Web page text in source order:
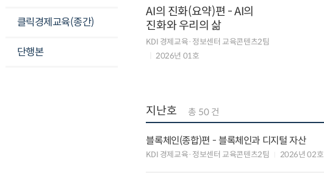
클릭경제교육(종간)
단행본
AI의 진화(요약)편 - AI의
진화와 우리의 삶
KDI 경제교육·정보센터 교육콘텐츠2팀
2026년 01호
지난호 총 50 건
블록체인(종합)편 - 블록체인과 디지털 자산
KDI 경제교육·정보센터 교육콘텐츠2팀 2026년 02호